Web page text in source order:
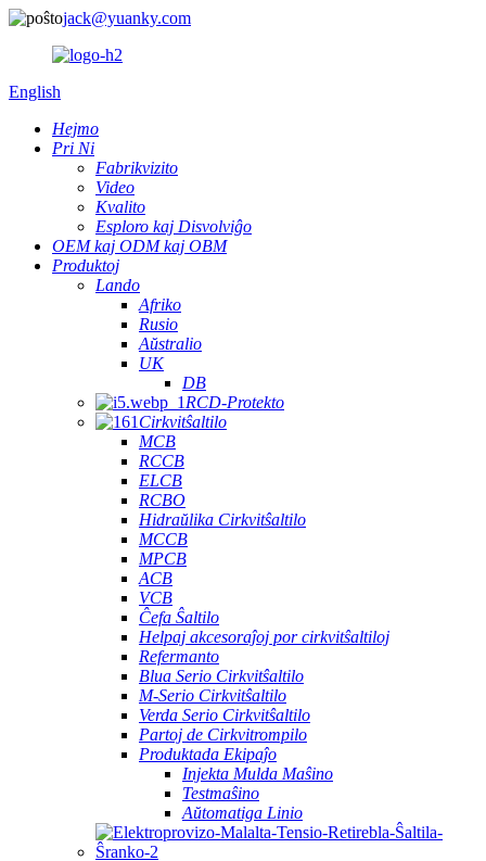
jack@yuanky.com
English
Hejmo
Pri Ni
Fabrikvizito
Video
Kvalito
Esploro kaj Disvolviĝo
OEM kaj ODM kaj OBM
Produktoj
Lando
Afriko
Rusio
Aŭstralio
UK
DB
RCD-Protekto
Cirkvitŝaltilo
MCB
RCCB
ELCB
RCBO
Hidraŭlika Cirkvitŝaltilo
MCCB
MPCB
ACB
VCB
Ĉefa Ŝaltilo
Helpaj akcesoraĵoj por cirkvitŝaltiloj
Refermanto
Blua Serio Cirkvitŝaltilo
M-Serio Cirkvitŝaltilo
Verda Serio Cirkvitŝaltilo
Partoj de Cirkvitrompilo
Produktada Ekipaĵo
Injekta Mulda Maŝino
Testmaŝino
Aŭtomatiga Linio